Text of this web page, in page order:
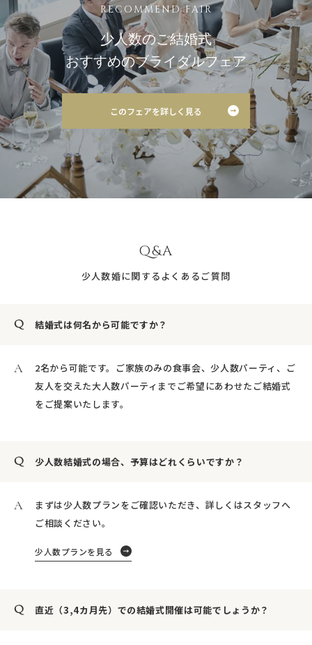
RECOMMEND FAIR
少人数のご結婚式
おすすめのブライダルフェア
このフェアを詳しく見る
Q&A
少人数婚に関するよくあるご質問
結婚式は何名から可能ですか？
2名から可能です。ご家族のみの食事会、少人数パーティ、ご
友人を交えた大人数パーティまでご希望にあわせたご結婚式
をご提案いたします。
少人数結婚式の場合、予算はどれくらいですか？
まずは少人数プランをご確認いただき、詳しくはスタッフへ
ご相談ください。
少人数プランを見る
直近（3,4カ月先）での結婚式開催は可能でしょうか？